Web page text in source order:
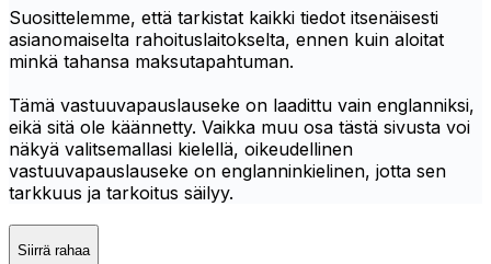
Suosittelemme, että tarkistat kaikki tiedot itsenäisesti
asianomaiselta rahoituslaitokselta, ennen kuin aloitat
minkä tahansa maksutapahtuman.
Tämä vastuuvapauslauseke on laadittu vain englanniksi,
eikä sitä ole käännetty. Vaikka muu osa tästä sivusta voi
näkyä valitsemallasi kielellä, oikeudellinen
vastuuvapauslauseke on englanninkielinen, jotta sen
tarkkuus ja tarkoitus säilyy.
Siirrä rahaa